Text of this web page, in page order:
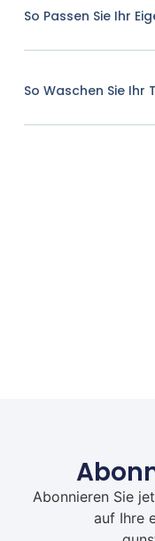
So Passen Sie Ihr
So Waschen Sie Ihr
Abonnieren Sie
auf Ihre